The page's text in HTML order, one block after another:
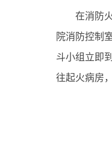
在消防
院消防控制
斗小组立即
往起火病房